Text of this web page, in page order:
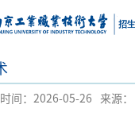
时间：2026-05-26 来源：